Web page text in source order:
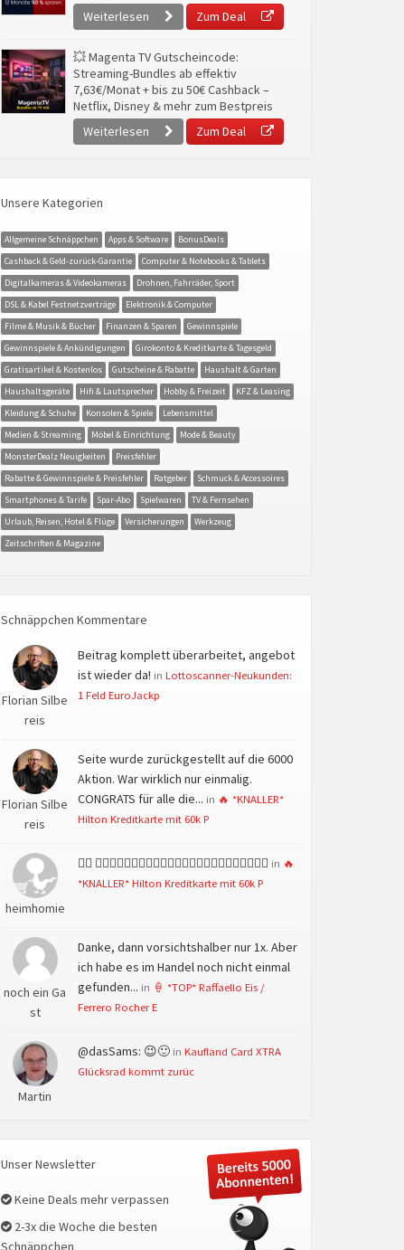
Weiterlesen
Zum Deal
💥 Magenta TV Gutscheincode:
Streaming-Bundles ab effektiv
7,63€/Monat + bis zu 50€ Cashback –
Netflix, Disney & mehr zum Bestpreis
Weiterlesen
Zum Deal
Unsere Kategorien
Allgemeine Schnäppchen Apps & Software
BonusDeals
Cashback & Geld-zurück-Garantie
Computer & Notebooks & Tablets
Digitalkameras & Videokameras
Drohnen, Fahrräder, Sport
DSL & Kabel Festnetzverträge
Elektronik & Computer
Filme & Musik & Bücher
Finanzen & Sparen
Gewinnspiele
Gewinnspiele & Ankündigungen
Girokonto & Kreditkarte & Tagesgeld
Gratisartikel & Kostenlos
Gutscheine & Rabatte
Haushalt & Garten
Haushaltsgeräte
Hifi & Lautsprecher Hobby & Freizeit
KFZ & Leasing
Kleidung & Schuhe
Konsolen & Spiele
Lebensmittel
Medien & Streaming
Möbel & Einrichtung
Mode & Beauty
MonsterDealz Neuigkeiten
Preisfehler
Rabatte & Gewinnspiele & Preisfehler
Ratgeber
Schmuck & Accessoires
Smartphones & Tarife
Spar-Abo Spielwaren
TV & Fernsehen
Urlaub, Reisen, Hotel & Flüge
Versicherungen
Werkzeug
Zeitschriften & Magazine
Schnäppchen Kommentare
Florian Silbe
reis
Beitrag komplett überarbeitet, angebot
ist wieder da! in Lottoscanner-Neukunden:
1 Feld EuroJackp
Florian Silbe
reis
Seite wurde zurückgestellt auf die 6000
Aktion. War wirklich nur einmalig.
CONGRATS für alle die... in 🔥 *KNALLER*
Hilton Kreditkarte mit 60k P
heimhomie
👍🏻 👍🏻👍🏻👍🏻👍🏻👍🏻👍🏻👍🏻👍🏻👍🏻👍🏻👍🏻👍🏻 in 🔥
*KNALLER* Hilton Kreditkarte mit 60k P
noch ein Ga
st
Danke, dann vorsichtshalber nur 1x. Aber
ich habe es im Handel noch nicht einmal
gefunden... in 🍦 *TOP* Raffaello Eis /
Ferrero Rocher E
Martin
@dasSams: 😉🙂 in Kaufland Card XTRA
Glücksrad kommt zurüc
Unser Newsletter
Keine Deals mehr verpassen
2-3x die Woche die besten
Schnäppchen